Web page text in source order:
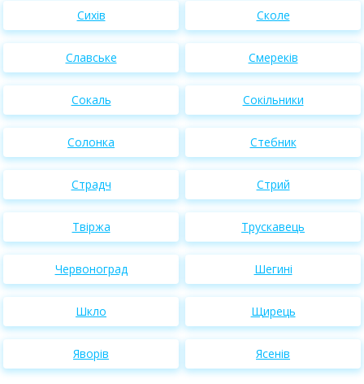
Сихів Сколе
Славське Смереків
Сокаль Сокільники
Солонка Стебник
Страдч Стрий
Твіржа Трускавець
Червоноград Шегині
Шкло Щирець
Яворів Ясенів